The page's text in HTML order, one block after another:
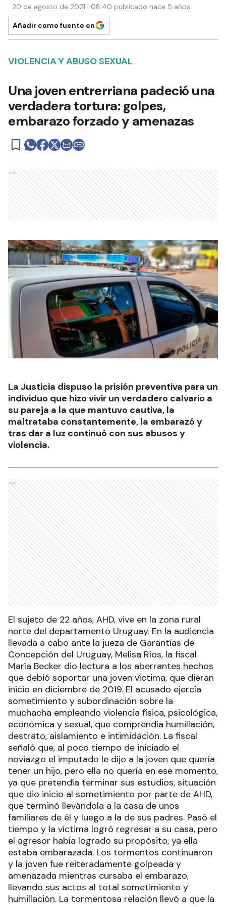
POLICIALES
20 de agosto de 2021 | 08:40 publicado hace 5 años
Añadir como fuente en
VIOLENCIA Y ABUSO SEXUAL
Una joven entrerriana padeció una
verdadera tortura: golpes,
embarazo forzado y amenazas
Ads
La Justicia dispuso la prisión preventiva para un
individuo que hizo vivir un verdadero calvario a
su pareja a la que mantuvo cautiva, la
tras dar a luz continuó con sus abusos y
violencia.
Ads
El sujeto de 22 años, AHD, vive en la zona rural
norte del departamento Uruguay. En la audiencia
llevada a cabo ante la jueza de Garantías de
Concepción del Uruguay, Melisa Ríos, la fiscal
María Becker dio lectura a los aberrantes hechos
que debió soportar una joven víctima, que dieran
inicio en diciembre de 2019. El acusado ejercía
sometimiento y subordinación sobre la
muchacha empleando violencia física, psicológica,
económica y sexual, que comprendía humillación,
destrato, aislamiento e intimidación. La fiscal
señaló que, al poco tiempo de iniciado el
noviazgo el imputado le dijo a la joven que quería
tener un hijo, pero ella no quería en ese momento,
ya que pretendía terminar sus estudios, situación
que dio inicio al sometimiento por parte de AHD,
que terminó llevándola a la casa de unos
familiares de él y luego a la de sus padres. Pasó el
tiempo y la víctima logró regresar a su casa, pero
el agresor había logrado su propósito, ya ella
estaba embarazada. Los tormentos continuaron
y la joven fue reiteradamente golpeada y